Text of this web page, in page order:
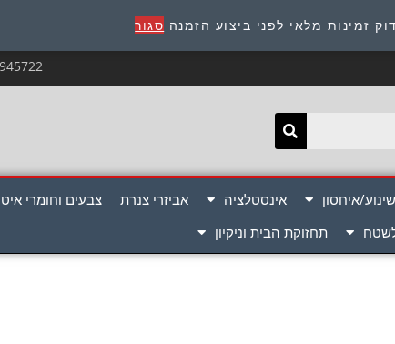
זמינות מלאי לפני ביצוע הזמנה סגור
איחסון אינסטלציה אביזרי צנרת
צבעים וחומרי
תחזוקת הבית וניקיון